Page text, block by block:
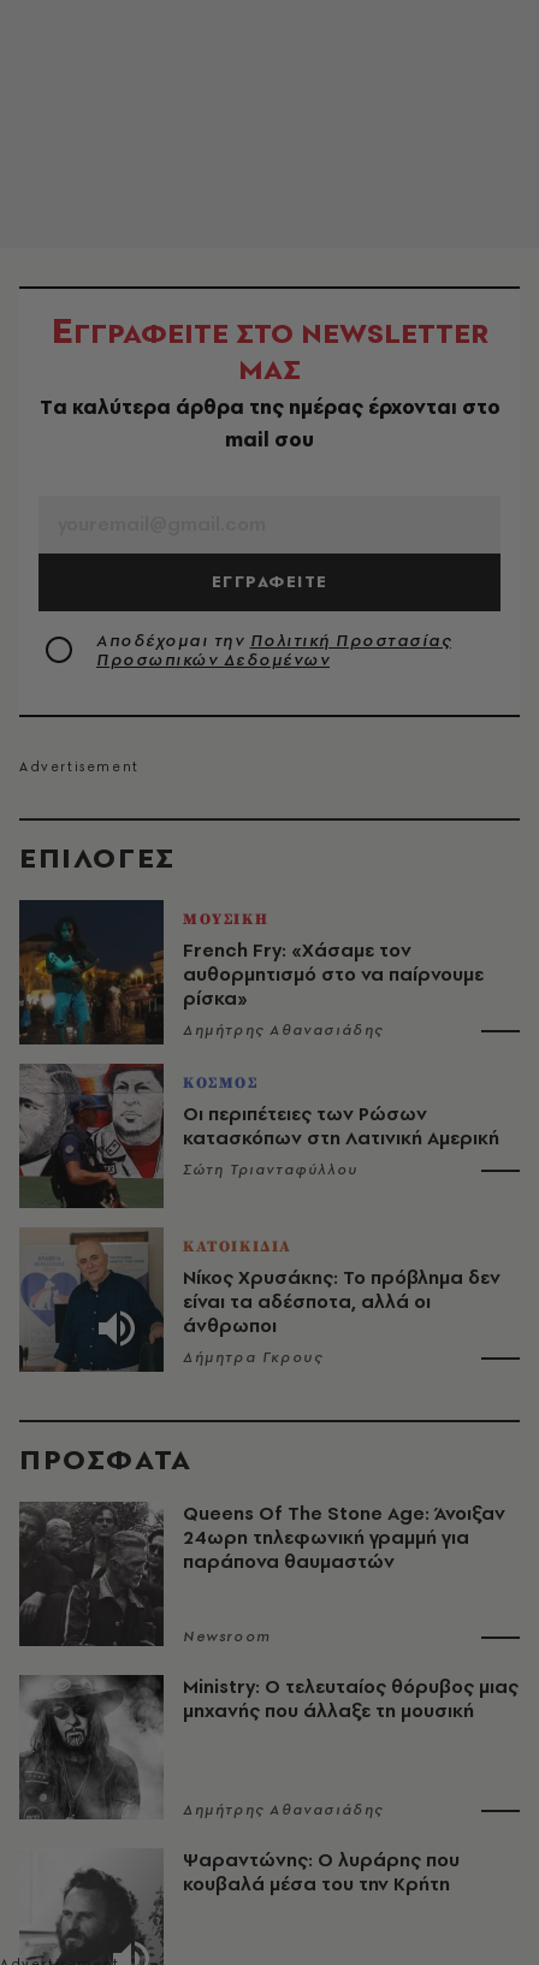
EΠΙΛΟΓΈΣ
ΜΟΥΣΙΚΗ
French Fry: «Χάσαμε τον
αυθορμητισμό στο να παίρνουμε
ρίσκα»
Δημήτρης Αθανασιάδης
ΚΟΣΜΟΣ
Οι περιπέτειες των Ρώσων
κατασκόπων στη Λατινική Αμερική
Σώτη Τριανταφύλλου
ΚΑΤΟΙΚΙΔΙΑ
Νίκος Χρυσάκης: Το πρόβλημα δεν
είναι τα αδέσποτα, αλλά οι
άνθρωποι
Δήμητρα Γκρους
ΕΓΓΡΑΦΕΙΤΕ ΣΤΟ NEWSLETTER
ΜΑΣ
Tα καλύτερα άρθρα της ημέρας έρχονται στο
mail σου
ΕΓΓΡΑΦΕΙΤΕ
Αποδέχομαι την Πολιτική Προστασίας
Προσωπικών Δεδομένων
ΠΡΟΣΦΑΤΑ
Queens Of The Stone Age: Άνοιξαν
24ωρη τηλεφωνική γραμμή για
παράπονα θαυμαστών
Newsroom
Ministry: Ο τελευταίος θόρυβος μιας
μηχανής που άλλαξε τη μουσική
Δημήτρης Αθανασιάδης
Ψαραντώνης: Ο λυράρης που
κουβαλά μέσα του την Κρήτη